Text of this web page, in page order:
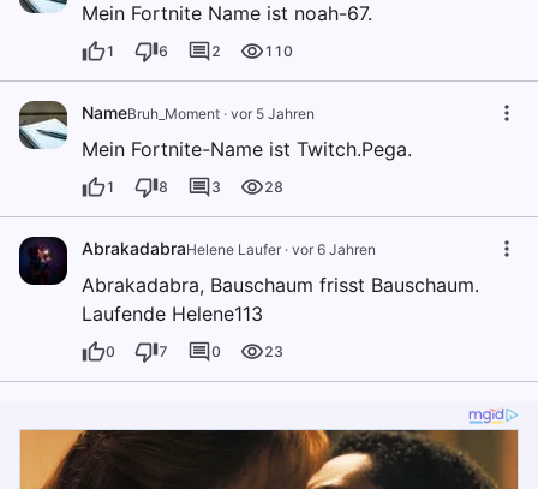
Mein Fortnite Name ist noah-67.
1 6 2 110
NameBruh_Moment · vor 5 Jahren
Mein Fortnite-Name ist Twitch.Pega.
1 8 3 28
AbrakadabraHelene Laufer · vor 6 Jahren
Abrakadabra, Bauschaum frisst Bauschaum.
Laufende Helene113
0 7 0 23